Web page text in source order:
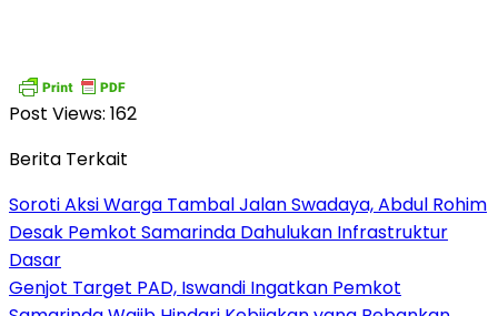
Post Views: 162
Berita Terkait
Soroti Aksi Warga Tambal Jalan Swadaya, Abdul Rohim
Desak Pemkot Samarinda Dahulukan Infrastruktur
Dasar
Genjot Target PAD, Iswandi Ingatkan Pemkot